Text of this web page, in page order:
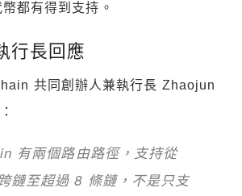
都有得到支持。
行長回應
共同創辦人兼執行長 Zhaojun
有兩個路由路徑，支持從
鏈至超過 8 條鏈，不是只支